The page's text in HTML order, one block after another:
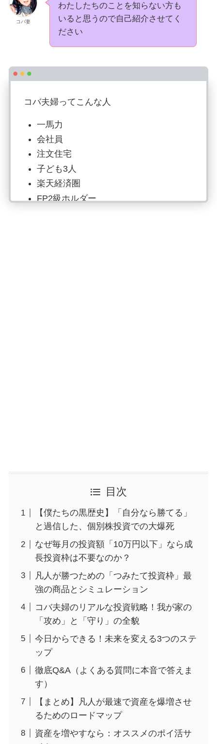
コバ妻
わたしたちのことを知らない方も
いると思うので自己紹介させてく
ださい
コバ夫婦ってこんな人
一馬力
会社員
注文住宅
子ども3人
楽天経済圏
FP2級ホルダー
目次
【僕たちの黒歴史】「自分なら勝てる」
と過信した、個別株投資での大爆死
なぜ毎月の投資額「10万円以下」なら成
長投資枠は不要なのか？
凡人が勝つための「つみたて投資枠」最
強の商品とシミュレーション
コバ夫婦のリアルな投資戦略！我が家の
「攻め」と「守り」の全貌
今日からできる！未来を変える3つのステ
ップ
徹底Q&A（よくある質問に本音で答えま
す）
【まとめ】凡人が最速で資産を爆増させ
るためのロードマップ
資産を増やすなら：オススメのポイ活サ